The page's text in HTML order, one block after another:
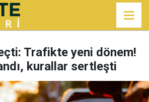
Trafikte yeni dönem!
kurallar sertleşti